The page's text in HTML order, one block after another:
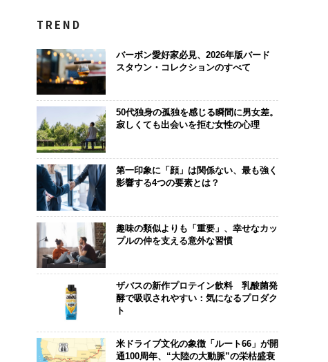
TREND
バーボン愛好家必見、2026年版バード
スタウン・コレクションのすべて
50代独身の孤独を感じる瞬間に男女差。
寂しくても出会いを拒む女性の心理
第一印象に「顔」は関係ない、最も強く
影響する4つの要素とは？
趣味の類似よりも「重要」、幸せなカッ
プルの仲を支える意外な習慣
ザバスの新作プロテイン飲料 乳酸菌発
酵で吸収されやすい：気になるプロダク
ト
米ドライブ文化の象徴「ルート66」が開
通100周年、“大陸の大動脈”の栄枯盛衰